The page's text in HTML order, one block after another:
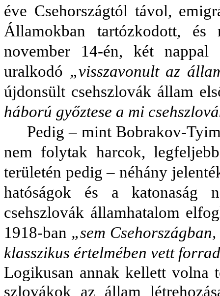
éve Csehországtól távol,
Államokban tartózkodott,
november 14-én, két
uralkodó „visszavonult az
újdonsült csehszlovák állam
háború győztese a mi
Pedig – mint Bobrakov-
nem folytak harcok,
területén pedig – néhány
hatóságok és a katonaság
csehszlovák államhatalom
1918-ban „sem
klasszikus értelmében vett
Logikusan annak kellett volna
szlovákok az állam